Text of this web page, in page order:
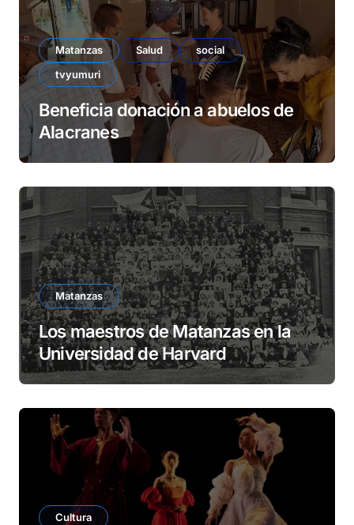
Matanzas Salud
social
tvyumuri
Beneficia donación a abuelos de
Alacranes
Matanzas
Los maestros de Matanzas en la
Universidad de Harvard
Cultura